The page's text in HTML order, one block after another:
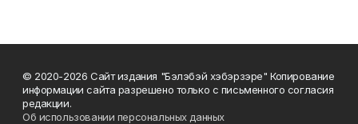
© 2020-2026 Сайт издания "Бэлэбэй хэбэрзэре" Копирование
информации сайта разрешено только с письменного согласия
редакции.
Об использовании персональных данных